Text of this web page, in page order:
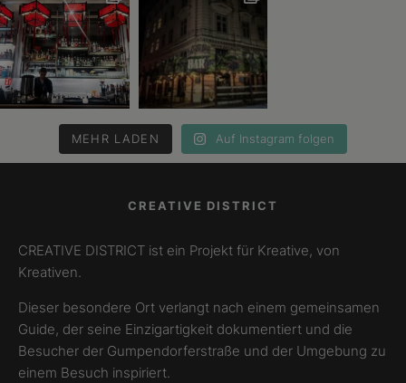
MEHR LADEN Auf Instagram folgen
CREATIVE DISTRICT
CREATIVE DISTRICT ist ein Projekt für Kreative, von
Kreativen.
Dieser besondere Ort verlangt nach einem gemeinsamen
Guide, der seine Einzigartigkeit dokumentiert und die
Besucher der Gumpendorferstraße und der Umgebung zu
einem Besuch inspiriert.